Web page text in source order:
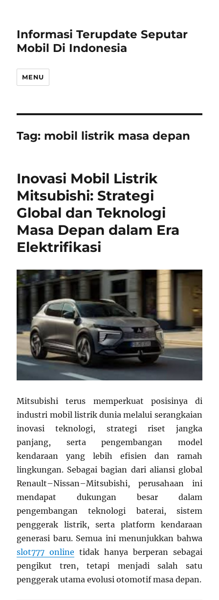
Informasi Terupdate Seputar
Mobil Di Indonesia
MENU
Tag: mobil listrik masa depan
Inovasi Mobil Listrik
Mitsubishi: Strategi
Global dan Teknologi
Masa Depan dalam Era
Elektrifikasi
Mitsubishi terus memperkuat posisinya di
industri mobil listrik dunia melalui serangkaian
inovasi teknologi, strategi riset jangka
panjang, serta pengembangan model
kendaraan yang lebih efisien dan ramah
lingkungan. Sebagai bagian dari aliansi global
Renault–Nissan–Mitsubishi, perusahaan ini
mendapat dukungan besar dalam
pengembangan teknologi baterai, sistem
penggerak listrik, serta platform kendaraan
generasi baru. Semua ini menunjukkan bahwa
slot777 online tidak hanya berperan sebagai
pengikut tren, tetapi menjadi salah satu
penggerak utama evolusi otomotif masa depan.